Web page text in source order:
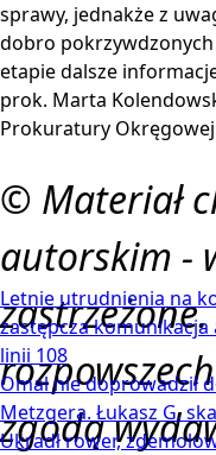
sprawy, jednakże z
dobro
etapie dalsze
prok. Marta
Prokuratury
© Materiał
autorskim -
zgodą
Letnie utrudnienia na
zastępcza
linii 108
Omal nie doprowadził
Metzgera. Łukasz G.
Ukradł rower,